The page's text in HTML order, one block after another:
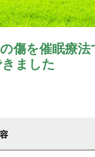
傷を催眠療法
ました